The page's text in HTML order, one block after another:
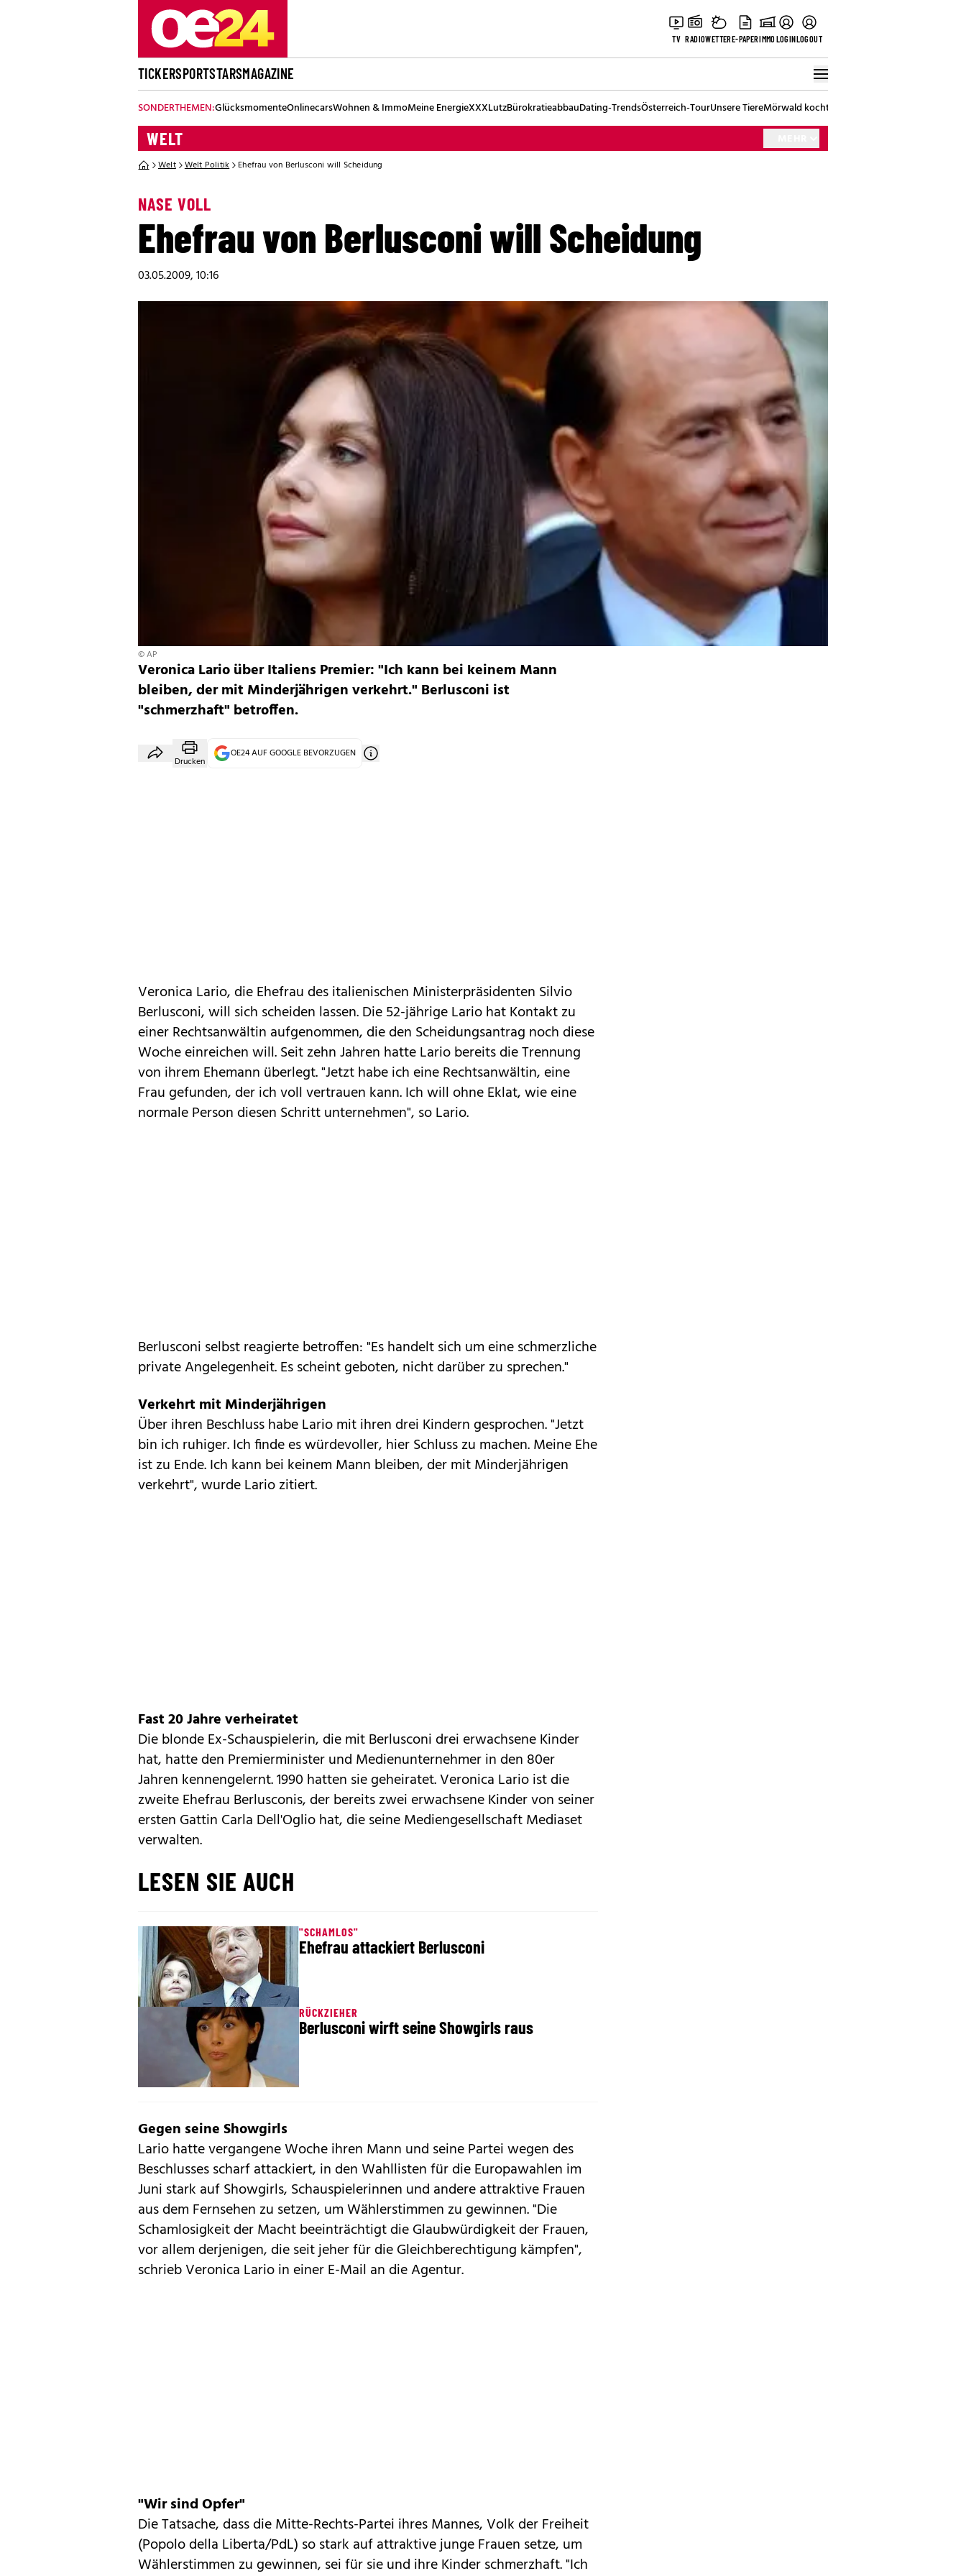
TV RADIOWETTERE-PAPERIMMOLOGINLOGOUT
TICKERSPORTSTARSMAGAZINE
SONDERTHEMEN:GlücksmomenteOnlinecarsWohnen & ImmoMeine EnergieXXXLutzBürokratieabbauDating-TrendsÖsterreich-TourUnsere TiereMörwald kocht
WELT
Welt Welt Politik Ehefrau von Berlusconi will Scheidung
NASE VOLL
Ehefrau von Berlusconi will Scheidung
03.05.2009, 10:16
© AP
Veronica Lario über Italiens Premier: "Ich kann bei keinem Mann
bleiben, der mit Minderjährigen verkehrt." Berlusconi ist
"schmerzhaft" betroffen.
Drucken
OE24 AUF GOOGLE BEVORZUGEN
Veronica Lario, die Ehefrau des italienischen Ministerpräsidenten Silvio
Berlusconi, will sich scheiden lassen. Die 52-jährige Lario hat Kontakt zu
einer Rechtsanwältin aufgenommen, die den Scheidungsantrag noch diese
Woche einreichen will. Seit zehn Jahren hatte Lario bereits die Trennung
von ihrem Ehemann überlegt. "Jetzt habe ich eine Rechtsanwältin, eine
Frau gefunden, der ich voll vertrauen kann. Ich will ohne Eklat, wie eine
normale Person diesen Schritt unternehmen", so Lario.
Berlusconi selbst reagierte betroffen: "Es handelt sich um eine schmerzliche
private Angelegenheit. Es scheint geboten, nicht darüber zu sprechen."
Verkehrt mit Minderjährigen
Über ihren Beschluss habe Lario mit ihren drei Kindern gesprochen. "Jetzt
bin ich ruhiger. Ich finde es würdevoller, hier Schluss zu machen. Meine Ehe
ist zu Ende. Ich kann bei keinem Mann bleiben, der mit Minderjährigen
verkehrt", wurde Lario zitiert.
Fast 20 Jahre verheiratet
Die blonde Ex-Schauspielerin, die mit Berlusconi drei erwachsene Kinder
hat, hatte den Premierminister und Medienunternehmer in den 80er
Jahren kennengelernt. 1990 hatten sie geheiratet. Veronica Lario ist die
zweite Ehefrau Berlusconis, der bereits zwei erwachsene Kinder von seiner
ersten Gattin Carla Dell'Oglio hat, die seine Mediengesellschaft Mediaset
verwalten.
LESEN SIE AUCH
"SCHAMLOS"
Ehefrau attackiert Berlusconi
RÜCKZIEHER
Berlusconi wirft seine Showgirls raus
Gegen seine Showgirls
Lario hatte vergangene Woche ihren Mann und seine Partei wegen des
Beschlusses scharf attackiert, in den Wahllisten für die Europawahlen im
Juni stark auf Showgirls, Schauspielerinnen und andere attraktive Frauen
aus dem Fernsehen zu setzen, um Wählerstimmen zu gewinnen. "Die
Schamlosigkeit der Macht beeinträchtigt die Glaubwürdigkeit der Frauen,
vor allem derjenigen, die seit jeher für die Gleichberechtigung kämpfen",
schrieb Veronica Lario in einer E-Mail an die Agentur.
"Wir sind Opfer"
Die Tatsache, dass die Mitte-Rechts-Partei ihres Mannes, Volk der Freiheit
(Popolo della Liberta/PdL) so stark auf attraktive junge Frauen setze, um
Wählerstimmen zu gewinnen, sei für sie und ihre Kinder schmerzhaft. "Ich